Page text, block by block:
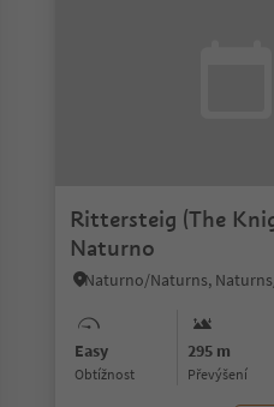
Rittersteig (The
Naturno
Easy
Obtížnost
295 m
Převýšení